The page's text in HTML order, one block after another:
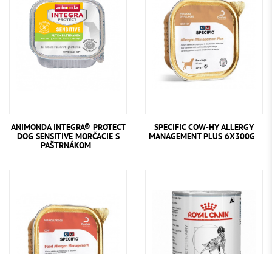
ANIMONDA INTEGRA® PROTECT
DOG SENSITIVE MORČACIE S
PAŠTRNÁKOM
SPECIFIC COW-HY ALLERGY
MANAGEMENT PLUS 6X300G